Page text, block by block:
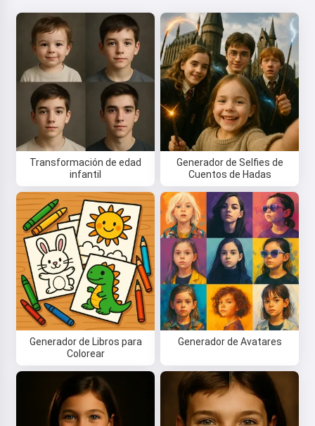
Transformación de edad
infantil
Generador de Selfies de
Cuentos de Hadas
Generador de Libros para
Colorear
Generador de Avatares
¡Hola! Soy Storiko 👋
Cuento cuentos mágicas para
dormir a tus niños 🌟
Leer una cuento
Al empezar a usar el servicio, aceptas:
Términos del
servicio ,Política de privacidad,Política de reembolso